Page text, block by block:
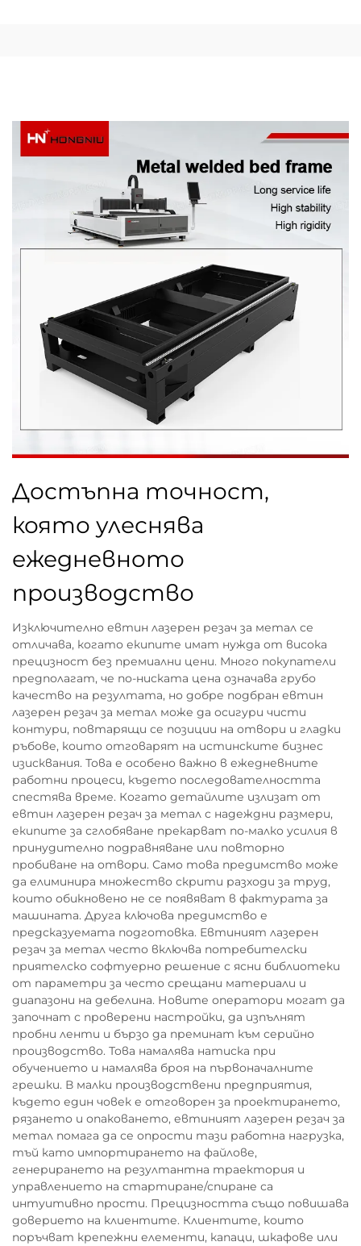
Достъпна точност,
която улеснява
ежедневното
производство
Изключително евтин лазерен резач за метал се
отличава, когато екипите имат нужда от висока
прецизност без премиални цени. Много покупатели
предполагат, че по-ниската цена означава грубо
качество на резултата, но добре подбран евтин
лазерен резач за метал може да осигури чисти
контури, повтарящи се позиции на отвори и гладки
ръбове, които отговарят на истинските бизнес
изисквания. Това е особено важно в ежедневните
работни процеси, където последователността
спестява време. Когато детайлите излизат от
евтин лазерен резач за метал с надеждни размери,
екипите за сглобяване прекарват по-малко усилия в
принудително подравняване или повторно
пробиване на отвори. Само това предимство може
да елиминира множество скрити разходи за труд,
които обикновено не се появяват в фактурата за
машината. Друга ключова предимство е
предсказуемата подготовка. Евтиният лазерен
резач за метал често включва потребителски
приятелско софтуерно решение с ясни библиотеки
от параметри за често срещани материали и
диапазони на дебелина. Новите оператори могат да
започнат с проверени настройки, да изпълнят
пробни ленти и бързо да преминат към серийно
производство. Това намалява натиска при
обучението и намалява броя на първоначалните
грешки. В малки производствени предприятия,
където един човек е отговорен за проектирането,
рязането и опаковането, евтиният лазерен резач за
метал помага да се опрости тази работна нагрузка,
тъй като импортирането на файлове,
генерирането на резултантна траектория и
управлението на стартиране/спиране са
интуитивно прости. Прецизността също повишава
доверието на клиентите. Клиентите, които
поръчват крепежни елементи, капаци, шкафове или